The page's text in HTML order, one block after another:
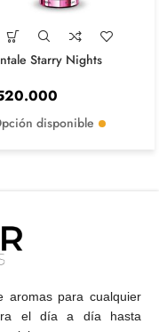
Starry Nights
disponible
aromas para cualquier
el día a día hasta